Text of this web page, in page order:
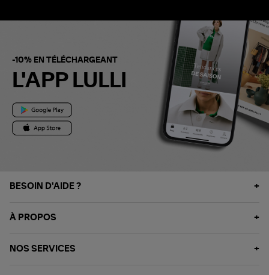
-10% EN TÉLÉCHARGEANT
L'APP LULLI
BESOIN D'AIDE ?
À PROPOS
NOS SERVICES